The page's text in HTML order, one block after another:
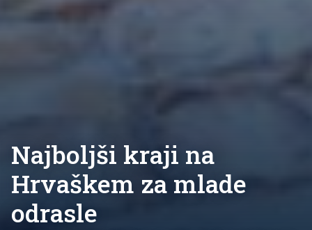
Najboljši kraji na
Hrvaškem za mlade
odrasle